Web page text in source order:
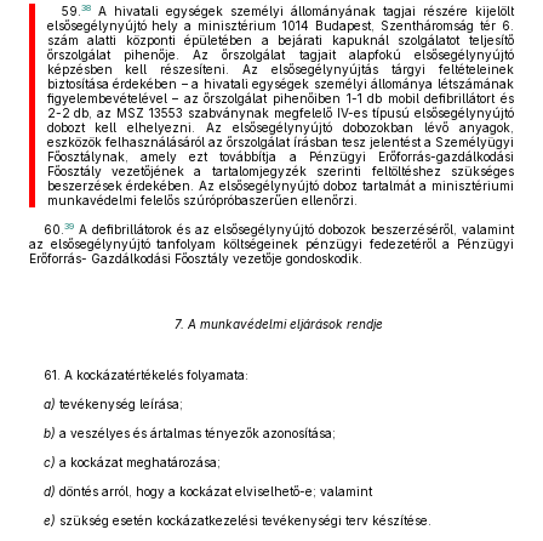
59. 38A hivatali egységek személyi állományának tagjai részére kijelölt
elsősegélynyújtó hely a minisztérium 1014 Budapest, Szentháromság tér 6.
szám alatti központi épületében a bejárati kapuknál szolgálatot teljesítő
őrszolgálat pihenője. Az őrszolgálat tagjait alapfokú elsősegélynyújtó
képzésben kell részesíteni. Az elsősegélynyújtás tárgyi feltételeinek
biztosítása érdekében – a hivatali egységek személyi állománya létszámának
figyelembevételével – az őrszolgálat pihenőiben 1-1 db mobil defibrillátort és
2-2 db, az MSZ 13553 szabványnak megfelelő IV-es típusú elsősegélynyújtó
dobozt kell elhelyezni. Az elsősegélynyújtó dobozokban lévő anyagok,
eszközök felhasználásáról az őrszolgálat írásban tesz jelentést a Személyügyi
Főosztálynak, amely ezt továbbítja a Pénzügyi Erőforrás-gazdálkodási
Főosztály vezetőjének a tartalomjegyzék szerinti feltöltéshez szükséges
beszerzések érdekében. Az elsősegélynyújtó doboz tartalmát a minisztériumi
munkavédelmi felelős szúrópróbaszerűen ellenőrzi.
60. 39 A defibrillátorok és az elsősegélynyújtó dobozok beszerzéséről, valamint
az elsősegélynyújtó tanfolyam költségeinek pénzügyi fedezetéről a Pénzügyi
Erőforrás- Gazdálkodási Főosztály vezetője gondoskodik.
7. A munkavédelmi eljárások rendje
61. A kockázatértékelés folyamata:
a) tevékenység leírása;
b) a veszélyes és ártalmas tényezők azonosítása;
c) a kockázat meghatározása;
d) döntés arról, hogy a kockázat elviselhető-e; valamint
e) szükség esetén kockázatkezelési tevékenységi terv készítése.